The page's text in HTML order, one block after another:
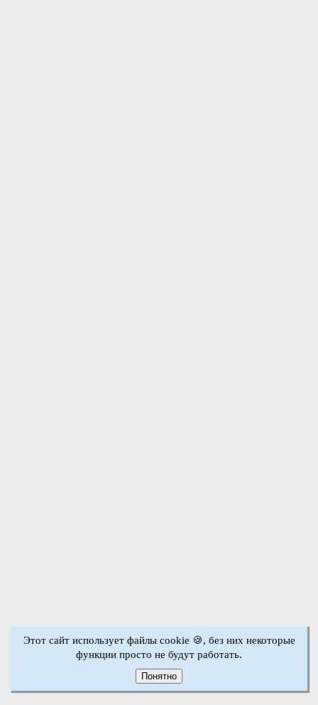
Этот сайт использует файлы cookie 🍪, без них некоторые
функции просто не будут работать.
Понятно